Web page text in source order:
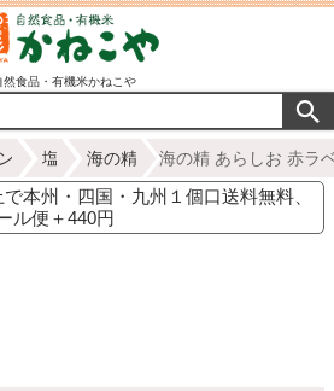
然食品・有機米かねこや
塩 海の精 海の精 あらしお 赤ラ
で本州・四国・九州１個口送料無料、
ル便＋440円